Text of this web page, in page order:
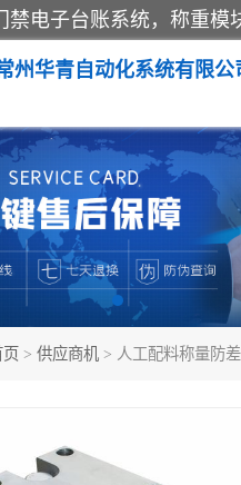
州华青自动化系统有限公
> 供应商机 > 人工配料称量防
称重仪表
统 屠宰管
系统 称重贴
检重秤